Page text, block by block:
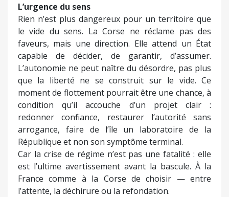
L’urgence du sens
Rien n’est plus dangereux pour un territoire que
le vide du sens. La Corse ne réclame pas des
faveurs, mais une direction. Elle attend un État
capable de décider, de garantir, d’assumer.
L’autonomie ne peut naître du désordre, pas plus
que la liberté ne se construit sur le vide. Ce
moment de flottement pourrait être une chance, à
condition qu’il accouche d’un projet clair :
redonner confiance, restaurer l’autorité sans
arrogance, faire de l’île un laboratoire de la
République et non son symptôme terminal.
Car la crise de régime n’est pas une fatalité : elle
est l’ultime avertissement avant la bascule. À la
France comme à la Corse de choisir — entre
l’attente, la déchirure ou la refondation.